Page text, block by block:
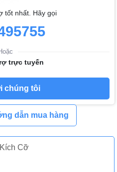
tốt nhất. Hãy gọi
trực tuyến
chúng tôi
dẫn mua hàng
Cỡ